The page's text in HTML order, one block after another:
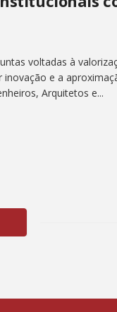
voltadas à
e a
Arquitetos e...